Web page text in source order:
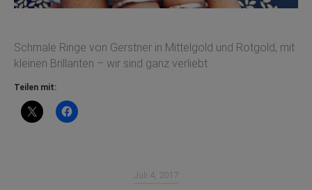
Schmale Ringe von Gerstner in Mittelgold und Rotgold, mit
kleinen Brillanten – wir sind ganz verliebt
Teilen mit:
Juli 4, 2017